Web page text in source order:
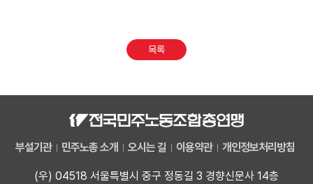
목록
부설기관 민주노총 소개 오시는 길 이용약관 개인정보처리방침
(우) 04518 서울특별시 중구 정동길 3 경향신문사 14층